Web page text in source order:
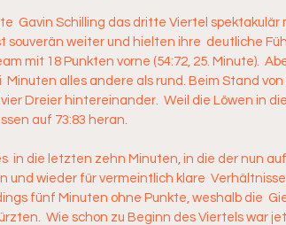
Gavin Schilling das dritte Viertel spektakulär
souverän weiter und hielten ihre  deutliche
mit 18 Punkten vorne (54:72, 25. Minute).
alles andere als rund. Beim Stand von
Dreier hintereinander.  Weil die Löwen in
auf 73:83 heran.
in die letzten zehn Minuten, in die der nun
und wieder für vermeintlich klare  Verhältnisse
fünf Minuten ohne Punkte, weshalb die
Wie schon zu Beginn des Viertels war